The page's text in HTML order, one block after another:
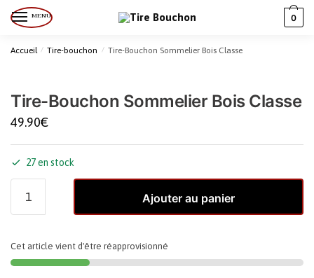
MENU 0
Accueil / Tire-bouchon / Tire-Bouchon Sommelier Bois Classe
Tire-Bouchon Sommelier Bois Classe
49.90€
27 en stock
Ajouter au panier
Cet article vient d'être réapprovisionné